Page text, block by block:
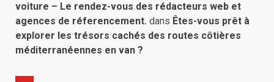
voiture – Le rendez-vous des rédacteurs web et
agences de réferencement. dans Êtes-vous prêt à
explorer les trésors cachés des routes côtières
méditerranéennes en van ?